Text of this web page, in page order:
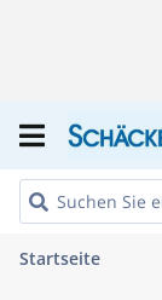
Startseite